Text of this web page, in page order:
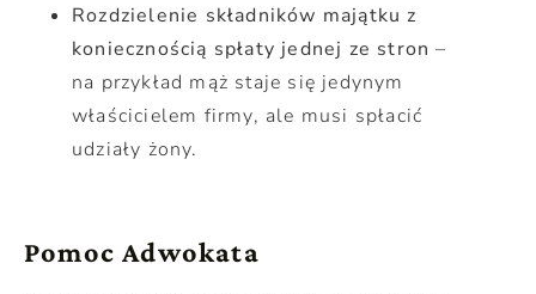
Rozdzielenie składników majątku z
koniecznością spłaty jednej ze stron –
na przykład mąż staje się jedynym
właścicielem firmy, ale musi spłacić
udziały żony.
Pomoc Adwokata